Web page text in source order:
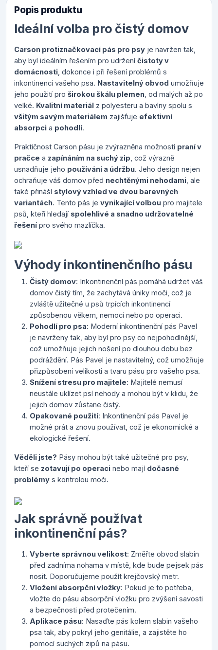
Popis produktu
Ideální volba pro čistý domov
Carson protiznačkovací pás pro psy je navržen tak,
aby byl ideálním řešením pro udržení čistoty v
domácnosti , dokonce i při řešení problémů s
inkontinencí vašeho psa. Nastavitelný obvod umožňuje
jeho použití pro širokou škálu plemen , od malých až po
velké. Kvalitní materiál z polyesteru a bavlny spolu s
všitým savým materiálem zajišťuje efektivní
absorpci a pohodlí.
Praktičnost Carson pásu je zvýrazněna možností praní v
pračce a zapínáním na suchý zip , což výrazně
usnadňuje jeho používání a údržbu. Jeho design nejen
ochraňuje váš domov před nechtěnými nehodami , ale
také přináší stylový vzhled ve dvou barevných
variantách. Tento pás je vynikající volbou pro majitele
psů, kteří hledají spolehlivé a snadno udržovatelné
řešení pro svého mazlíčka.
Výhody inkontinenčního pásu
Čistý domov: Inkontinenční pás pomáhá udržet váš
domov čistý tím, že zachytává úniky moči, což je
zvláště užitečné u psů trpících inkontinencí
způsobenou věkem, nemocí nebo po operaci.
Pohodlí pro psa: Moderní inkontinenční pás Pavel
je navrženy tak, aby byl pro psy co nejpohodlnější,
což umožňuje jejich nošení po dlouhou dobu bez
podráždění. Pás Pavel je nastavitelný, což umožňuje
přizpůsobení velikosti a tvaru pásu pro vašeho psa.
Snížení stresu pro majitele: Majitelé nemusí
neustále uklízet psí nehody a mohou být v klidu, že
jejich domov zůstane čistý.
Opakované použití: Inkontinenční pás Pavel je
možné prát a znovu používat, což je ekonomické a
ekologické řešení.
Věděli jste? Pásy mohou být také užitečné pro psy,
kteří se zotavují po operaci nebo mají dočasné
problémy s kontrolou moči.
Jak správně používat
inkontinenční pás?
Vyberte správnou velikost: Změřte obvod slabin
před zadníma nohama v místě, kde bude pejsek pás
nosit. Doporučujeme použít krejčovský metr.
Vložení absorpční vložky: Pokud je to potřeba,
vložte do pásu absorpční vložku pro zvýšení savosti
a bezpečnosti před protečením.
Aplikace pásu: Nasaďte pás kolem slabin vašeho
psa tak, aby pokryl jeho genitálie, a zajistěte ho
pomocí suchých zipů na pásu.